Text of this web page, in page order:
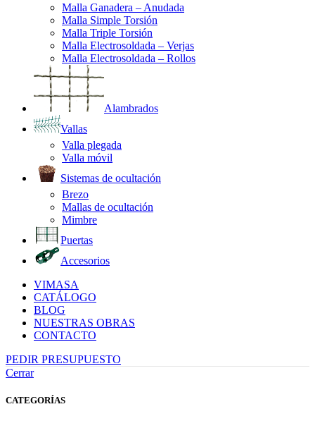
Malla Ganadera – Anudada
Malla Simple Torsión
Malla Triple Torsión
Malla Electrosoldada – Verjas
Malla Electrosoldada – Rollos
Alambrados
Vallas
Valla plegada
Valla móvil
Sistemas de ocultación
Brezo
Mallas de ocultación
Mimbre
Puertas
Accesorios
VIMASA
CATÁLOGO
BLOG
NUESTRAS OBRAS
CONTACTO
PEDIR PRESUPUESTO
Cerrar
CATEGORÍAS